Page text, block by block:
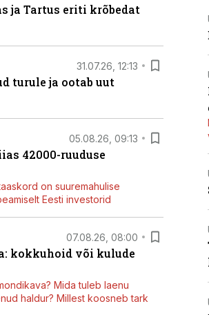
ja Tartus eriti krõbedat
31.07.26, 12:13
turule ja ootab uut
05.08.26, 09:13
42000-ruuduse
on suuremahulise
Eesti investorid
07.08.26, 08:00
kokkuhoid või kulude
Mida tuleb laenu
haldur? Millest koosneb tark